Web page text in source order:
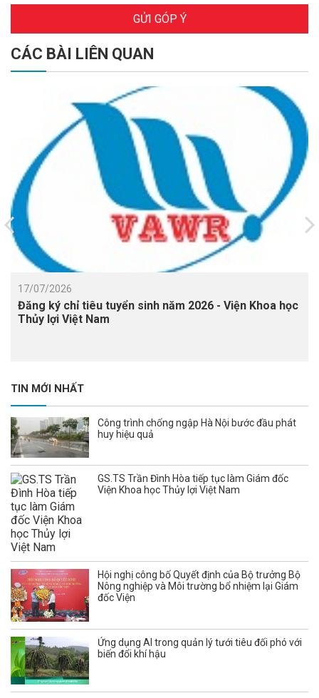
GỬI GÓP Ý
CÁC BÀI LIÊN QUAN
17/07/2026
Đăng ký chỉ tiêu tuyển sinh năm 2026 - Viện Khoa học
Thủy lợi Việt Nam
TIN MỚI NHẤT
Công trình chống ngập Hà Nội bước đầu phát
huy hiệu quả
GS.TS Trần Đình Hòa tiếp tục làm Giám đốc
Viện Khoa học Thủy lợi Việt Nam
Hội nghị công bố Quyết định của Bộ trưởng Bộ
Nông nghiệp và Môi trường bổ nhiệm lại Giám
đốc Viện
Ứng dụng AI trong quản lý tưới tiêu đối phó với
biến đổi khí hậu